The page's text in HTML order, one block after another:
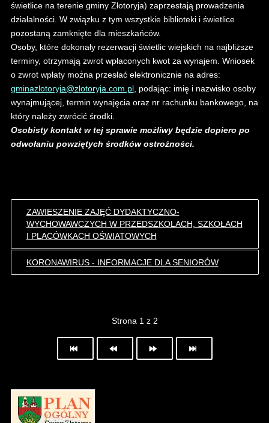
świetlice na terenie gminy Złotoryja) zaprzestają prowadzenia
działalności. W związku z tym wszystkie biblioteki i świetlice
pozostaną zamknięte dla mieszkańców.
Osoby, które dokonały rezerwacji świetlic wiejskich na najbliższe
terminy, otrzymają zwrot wpłaconych kwot za wynajem. Wniosek
o zwrot wpłaty można przesłać elektronicznie na adres:
gminazlotoryja@zlotoryja.com.pl, podając: imię i nazwisko osoby
wynajmującej, termin wynajęcia oraz nr rachunku bankowego, na
który należy zwrócić środki.
Osobisty kontakt w tej sprawie możliwy będzie dopiero po
odwołaniu powziętych środków ostrożności.
ZAWIESZENIE ZAJĘĆ DYDAKTYCZNO-
WYCHOWAWCZYCH W PRZEDSZKOLACH, SZKOŁACH
I PLACÓWKACH OŚWIATOWYCH
KORONAWIRUS - INFORMACJE DLA SENIORÓW
Strona 1 z 2